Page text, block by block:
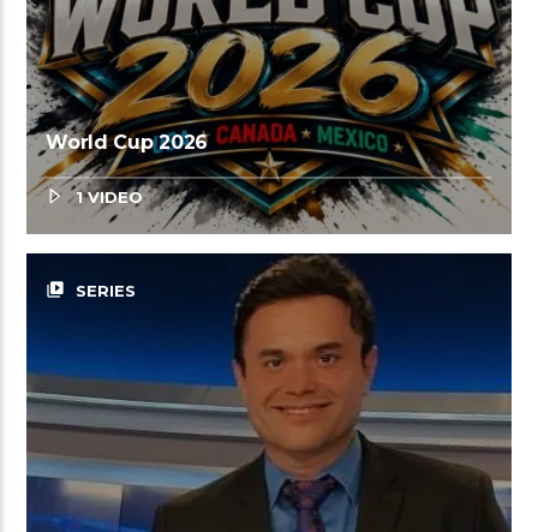
World Cup 2026
1 VIDEO
video_library SERIES